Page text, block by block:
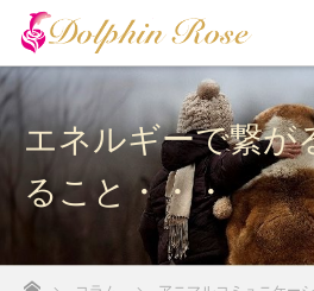
エネルギーで繋が
ること・・・